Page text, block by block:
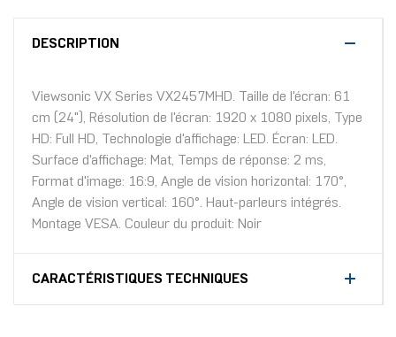
DESCRIPTION
Viewsonic VX Series VX2457MHD. Taille de l'écran: 61
cm (24"), Résolution de l'écran: 1920 x 1080 pixels, Type
HD: Full HD, Technologie d'affichage: LED. Écran: LED.
Surface d'affichage: Mat, Temps de réponse: 2 ms,
Format d'image: 16:9, Angle de vision horizontal: 170°,
Angle de vision vertical: 160°. Haut-parleurs intégrés.
Montage VESA. Couleur du produit: Noir
CARACTÉRISTIQUES TECHNIQUES